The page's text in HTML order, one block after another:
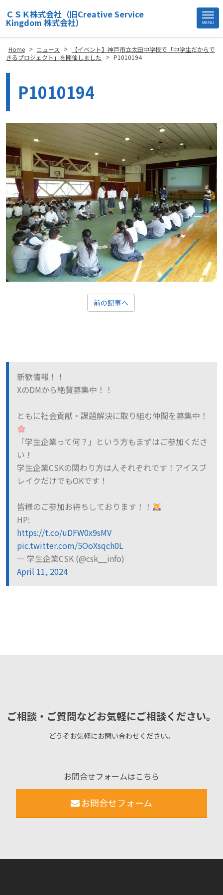
ＣＳＫ株式会社（旧Creative Service
Kingdom 株式会社） MENU
Home > ニュース >
【イベント】神戸市立太田中学校で「中学生だからで
きるプロジェクト」を開催しました > P1010194
P1010194
前の記事へ
新歓情報！！
XのDMから絶賛募集中！！
ともに社会貢献・課題解決に取り組む仲間を募集中！
「学生企業って何？」という方もまずはご参加くださ
い！
学生企業CSKの関わり方は人それぞれです！アイスブ
レイクだけでもOKです！
皆様のご参加お待ちしております！！
HP:
https://t.co/uDFW0x9sMV
pic.twitter.com/5OoXsqch0L
— 学生企業CSK (@csk__info)
April 11, 2024
ご相談・ご質問などお気軽にご相談ください。
どうぞお気軽にお問い合わせください。
お問合せフォームはこちら
お問合せフォーム
Site
Footer